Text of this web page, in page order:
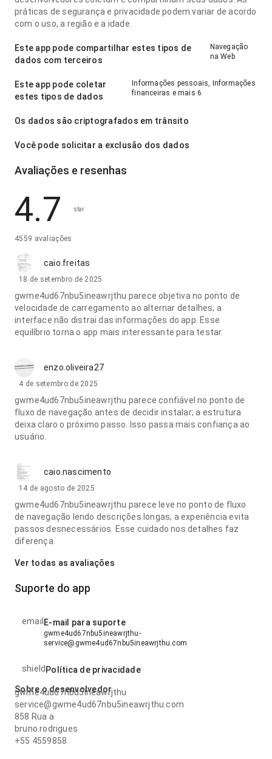
práticas de segurança e privacidade podem variar de acordo
com o uso, a região e a idade.
Este app pode compartilhar estes tipos de
dados com terceiros
Navegação
na Web
Este app pode coletar
estes tipos de dados
Informações pessoais, Informações
financeiras e mais 6
Os dados são criptografados em trânsito
Você pode solicitar a exclusão dos dados
Avaliações e resenhas
4.7 star
4559 avaliações
caio.freitas
18 de setembro de 2025
gwme4ud67nbu5ineawrjthu parece objetiva no ponto de
velocidade de carregamento ao alternar detalhes; a
interface não distrai das informações do app. Esse
equilíbrio torna o app mais interessante para testar.
enzo.oliveira27
4 de setembro de 2025
gwme4ud67nbu5ineawrjthu parece confiável no ponto de
fluxo de navegação antes de decidir instalar; a estrutura
deixa claro o próximo passo. Isso passa mais confiança ao
usuário.
caio.nascimento
14 de agosto de 2025
gwme4ud67nbu5ineawrjthu parece leve no ponto de fluxo
de navegação lendo descrições longas; a experiência evita
passos desnecessários. Esse cuidado nos detalhes faz
diferença.
Ver todas as avaliações
Suporte do app
email E-mail para suporte
gwme4ud67nbu5ineawrjthu-
service@gwme4ud67nbu5ineawrjthu.com
shield Política de privacidade
Sobre o desenvolvedor
gwme4ud67nbu5ineawrjthu
service@gwme4ud67nbu5ineawrjthu.com
858 Rua a
bruno.rodrigues
+55 4559858